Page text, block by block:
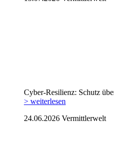
Cyber-Resilienz: Schutz
> weiterlesen
24.06.2026 Vermittlerwelt